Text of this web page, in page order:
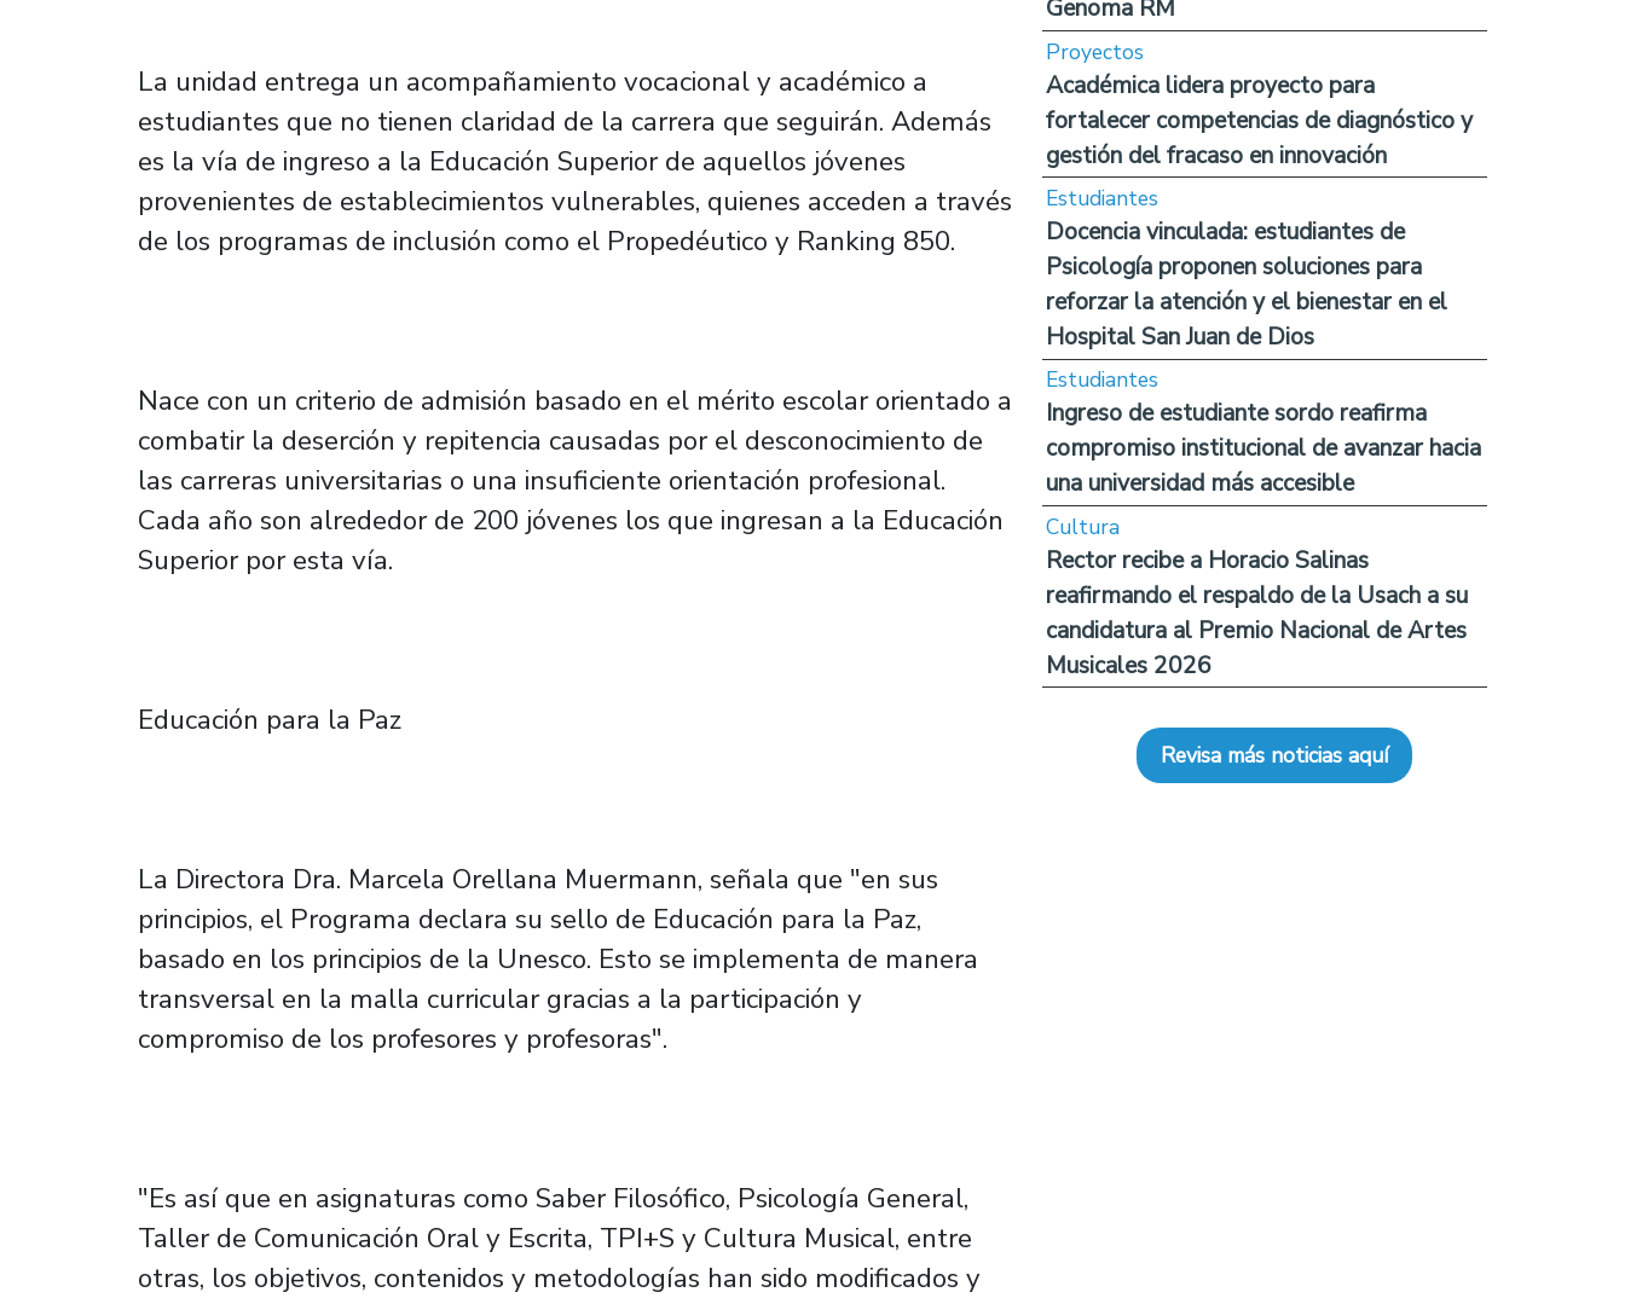
La unidad entrega un acompañamiento vocacional y académico a
estudiantes que no tienen claridad de la carrera que seguirán. Además
es la vía de ingreso a la Educación Superior de aquellos jóvenes
provenientes de establecimientos vulnerables, quienes acceden a través
de los programas de inclusión como el Propedéutico y Ranking 850.
Nace con un criterio de admisión basado en el mérito escolar orientado a
combatir la deserción y repitencia causadas por el desconocimiento de
las carreras universitarias o una insuficiente orientación profesional.
Cada año son alrededor de 200 jóvenes los que ingresan a la Educación
Superior por esta vía.
Educación para la Paz
La Directora Dra. Marcela Orellana Muermann, señala que "en sus
principios, el Programa declara su sello de Educación para la Paz,
basado en los principios de la Unesco. Esto se implementa de manera
transversal en la malla curricular gracias a la participación y
compromiso de los profesores y profesoras".
"Es así que en asignaturas como Saber Filosófico, Psicología General,
Taller de Comunicación Oral y Escrita, TPI+S y Cultura Musical, entre
otras, los objetivos, contenidos y metodologías han sido modificados y
Genoma RM
Proyectos
Académica lidera proyecto para
fortalecer competencias de diagnóstico y
gestión del fracaso en innovación
Estudiantes
Docencia vinculada: estudiantes de
Psicología proponen soluciones para
reforzar la atención y el bienestar en el
Hospital San Juan de Dios
Estudiantes
Ingreso de estudiante sordo reafirma
compromiso institucional de avanzar hacia
una universidad más accesible
Cultura
Rector recibe a Horacio Salinas
reafirmando el respaldo de la Usach a su
candidatura al Premio Nacional de Artes
Musicales 2026
Revisa más noticias aquí